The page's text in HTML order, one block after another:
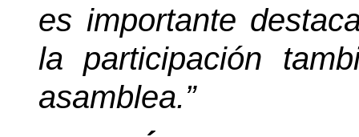
es importante
la participación
asamblea.”